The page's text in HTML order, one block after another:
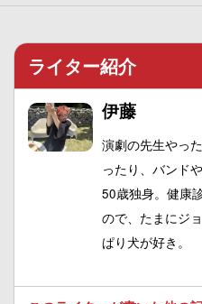
ライター紹介
伊藤
演劇の先生やっ
ったり、バンド
50歳独身。健康
ので、たまにジ
ぱり犬が好き。